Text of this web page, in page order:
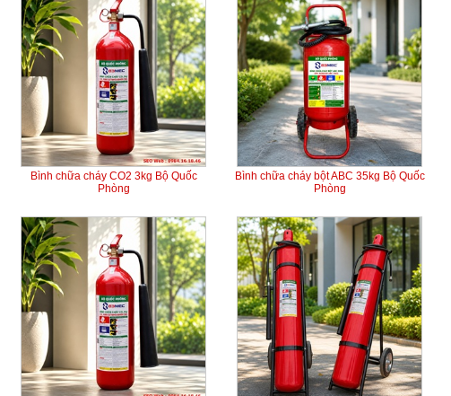
Bình chữa cháy CO2 3kg Bộ Quốc
Phòng
Bình chữa cháy bột ABC 35kg Bộ Quốc
Phòng